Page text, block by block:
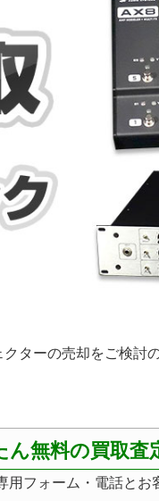
ターの売却をご検討
ん無料の買取査
用フォーム・電話と